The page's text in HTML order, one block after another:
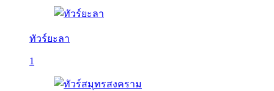
ทัวร์ยะลา
1